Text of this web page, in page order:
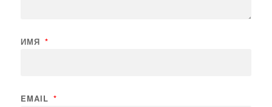
ИМЯ *
EMAIL *